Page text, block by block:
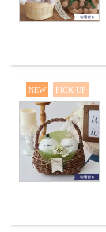
NEW PICK UP